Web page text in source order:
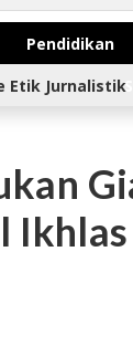
Pendidikan
Etik Jurnalistik